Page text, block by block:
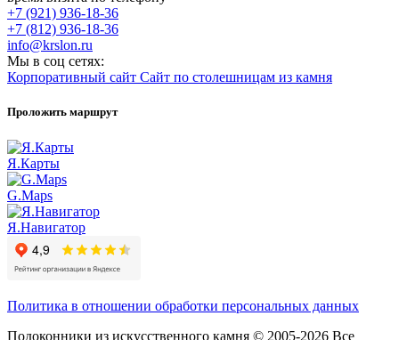
+7 (921) 936-18-36
+7 (812) 936-18-36
info@krslon.ru
Мы в соц сетях:
Корпоративный сайт Сайт по столешницам из камня
Проложить маршрут
Я.Карты
G.Maps
Я.Навигатор
Политика в отношении обработки персональных данных
Подоконники из искусственного камня © 2005-2026 Все